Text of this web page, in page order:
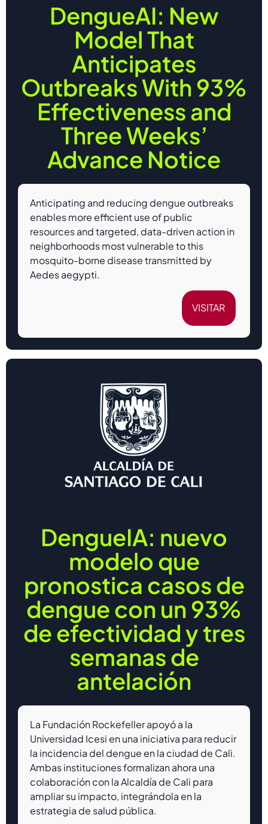
DengueAI: New
Model That
Anticipates
Outbreaks With 93%
Effectiveness and
Three Weeks’
Advance Notice
Anticipating and reducing dengue outbreaks
enables more efficient use of public
resources and targeted, data-driven action in
neighborhoods most vulnerable to this
mosquito-borne disease transmitted by
Aedes aegypti.
VISITAR
DengueIA: nuevo
modelo que
pronostica casos de
dengue con un 93%
de efectividad y tres
semanas de
antelación
La Fundación Rockefeller apoyó a la
Universidad Icesi en una iniciativa para reducir
la incidencia del dengue en la ciudad de Cali.
Ambas instituciones formalizan ahora una
colaboración con la Alcaldía de Cali para
ampliar su impacto, integrándola en la
estrategia de salud pública.